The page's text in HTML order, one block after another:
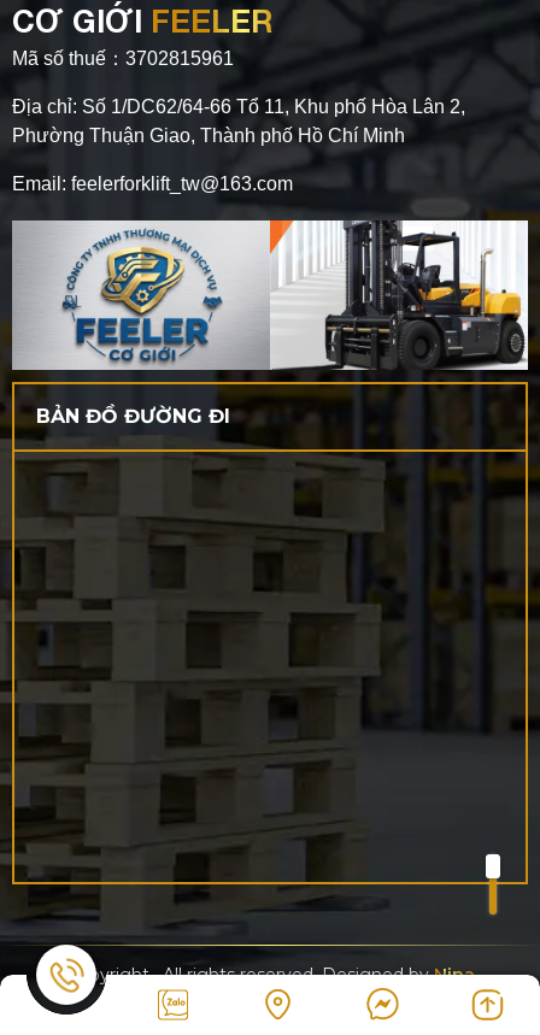
CƠ GIỚI FEELER
Mã số thuế：3702815961
Địa chỉ: Số 1/DC62/64-66 Tổ 11, Khu phố Hòa Lân 2,
Phường Thuận Giao, Thành phố Hồ Chí Minh
Email: feelerforklift_tw@163.com
BẢN ĐỒ ĐƯỜNG ĐI
Copyright. All rights reserved. Designed byNina